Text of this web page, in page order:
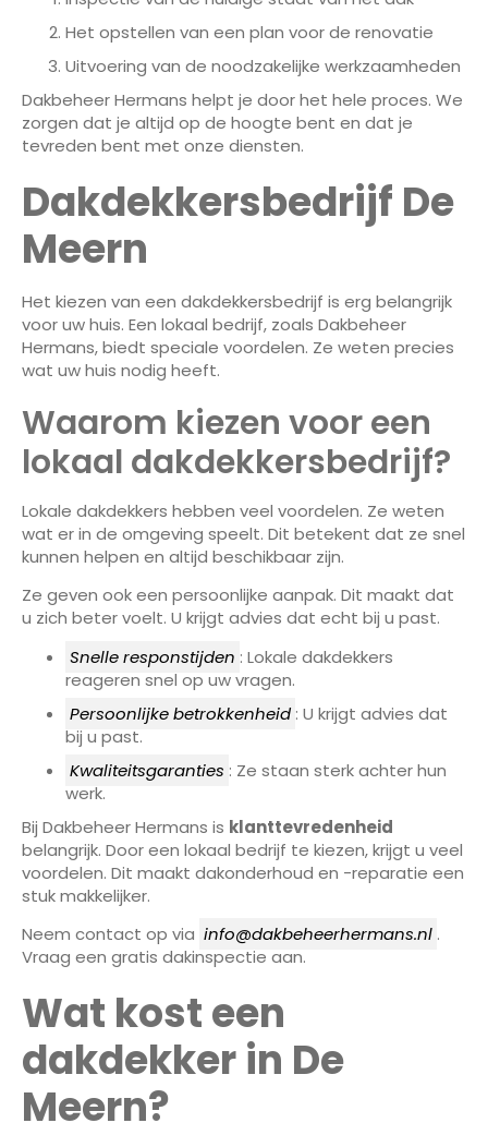
Het opstellen van een plan voor de renovatie
Uitvoering van de noodzakelijke werkzaamheden
Dakbeheer Hermans helpt je door het hele proces. We
zorgen dat je altijd op de hoogte bent en dat je
tevreden bent met onze diensten.
Dakdekkersbedrijf De
Meern
Het kiezen van een dakdekkersbedrijf is erg belangrijk
voor uw huis. Een lokaal bedrijf, zoals Dakbeheer
Hermans, biedt speciale voordelen. Ze weten precies
wat uw huis nodig heeft.
Waarom kiezen voor een
lokaal dakdekkersbedrijf?
Lokale dakdekkers hebben veel voordelen. Ze weten
wat er in de omgeving speelt. Dit betekent dat ze snel
kunnen helpen en altijd beschikbaar zijn.
Ze geven ook een persoonlijke aanpak. Dit maakt dat
u zich beter voelt. U krijgt advies dat echt bij u past.
Snelle responstijden : Lokale dakdekkers
reageren snel op uw vragen.
Persoonlijke betrokkenheid : U krijgt advies dat
bij u past.
Kwaliteitsgaranties : Ze staan sterk achter hun
werk.
Bij Dakbeheer Hermans is klanttevredenheid
belangrijk. Door een lokaal bedrijf te kiezen, krijgt u veel
voordelen. Dit maakt dakonderhoud en -reparatie een
stuk makkelijker.
Neem contact op via info@dakbeheerhermans.nl .
Vraag een gratis dakinspectie aan.
Wat kost een
dakdekker in De
Meern?